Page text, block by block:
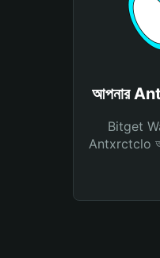
আপনার
Bitget
Antxrctclo